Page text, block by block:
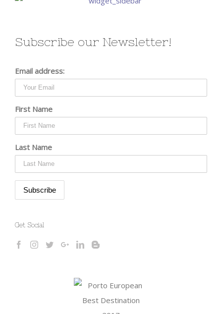
Subscribe our Newsletter!
Email address:
First Name
Last Name
Get Social